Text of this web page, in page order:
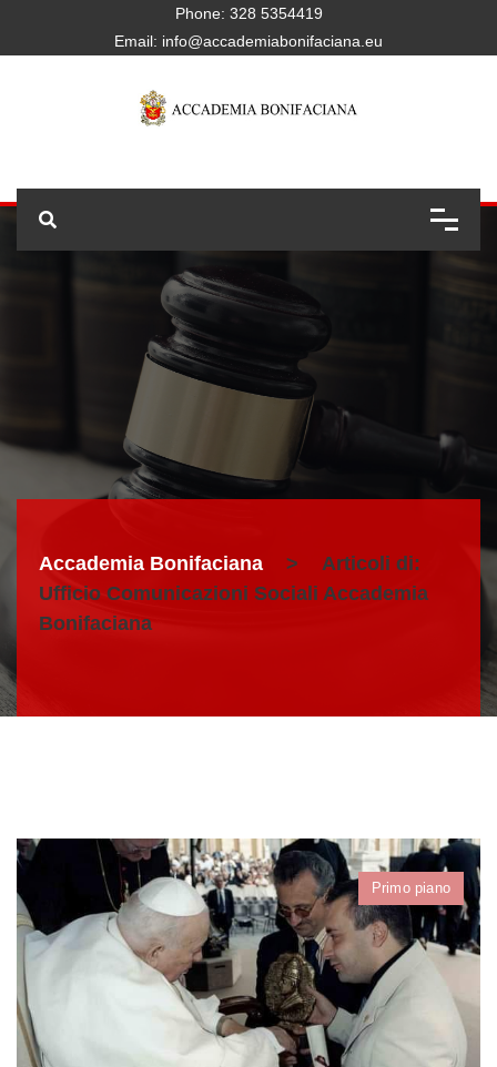
Phone: 328 5354419
Email: info@accademiabonifaciana.eu
Accademia Bonifaciana >
Articoli di:
Ufficio Comunicazioni Sociali Accademia
Bonifaciana
Primo piano